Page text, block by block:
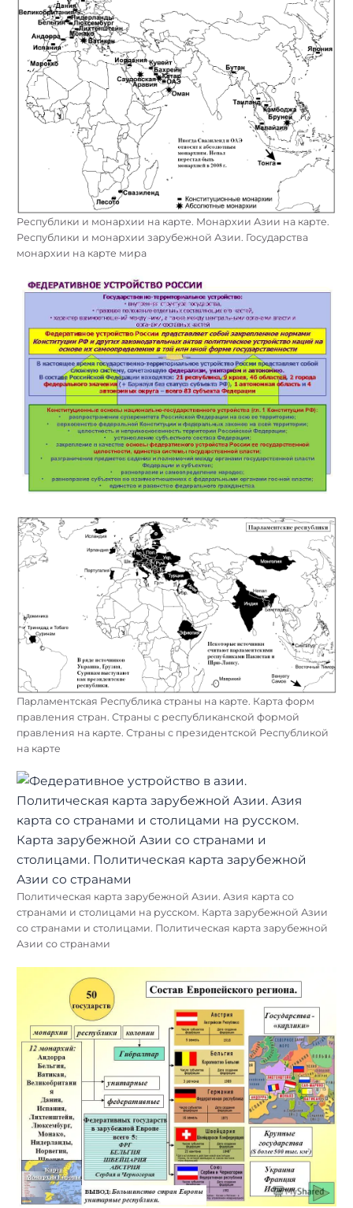
Республики и монархии на карте. Монархии Азии на карте.
Республики и монархии зарубежной Азии. Государства
монархии на карте мира
Парламентская Республика страны на карте. Карта форм
правления стран. Страны с республиканской формой
правления на карте. Страны с президентской Республикой
на карте
Политическая карта зарубежной Азии. Азия карта со
странами и столицами на русском. Карта зарубежной Азии
со странами и столицами. Политическая карта зарубежной
Азии со странами